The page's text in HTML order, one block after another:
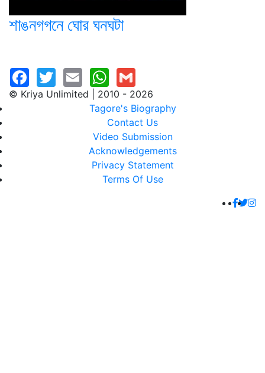
শাঙনগগনে ঘোর ঘনঘটা
© Kriya Unlimited | 2010 - 2026
Tagore's Biography
Contact Us
Video Submission
Acknowledgements
Privacy Statement
Terms Of Use